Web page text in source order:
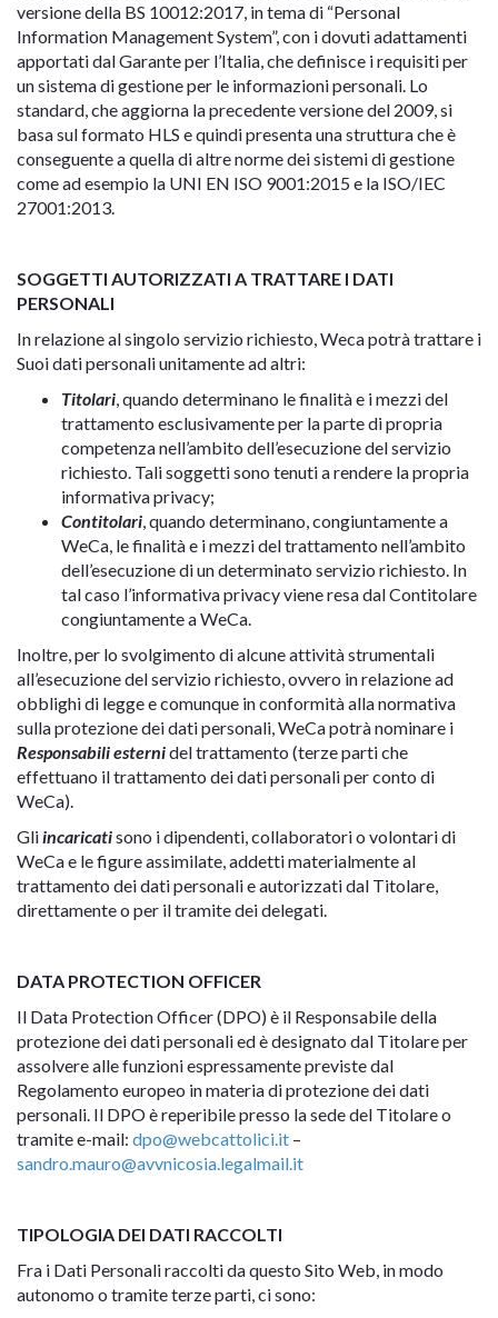
versione della BS 10012:2017, in tema di “Personal
Information Management System”, con i dovuti adattamenti
apportati dal Garante per l’Italia, che definisce i requisiti per
un sistema di gestione per le informazioni personali. Lo
standard, che aggiorna la precedente versione del 2009, si
basa sul formato HLS e quindi presenta una struttura che è
conseguente a quella di altre norme dei sistemi di gestione
come ad esempio la UNI EN ISO 9001:2015 e la ISO/IEC
27001:2013.
SOGGETTI AUTORIZZATI A TRATTARE I DATI
PERSONALI
In relazione al singolo servizio richiesto, Weca potrà trattare i
Suoi dati personali unitamente ad altri:
Titolari, quando determinano le finalità e i mezzi del
trattamento esclusivamente per la parte di propria
competenza nell’ambito dell’esecuzione del servizio
richiesto. Tali soggetti sono tenuti a rendere la propria
informativa privacy;
Contitolari, quando determinano, congiuntamente a
WeCa, le finalità e i mezzi del trattamento nell’ambito
dell’esecuzione di un determinato servizio richiesto. In
tal caso l’informativa privacy viene resa dal Contitolare
congiuntamente a WeCa.
Inoltre, per lo svolgimento di alcune attività strumentali
all’esecuzione del servizio richiesto, ovvero in relazione ad
obblighi di legge e comunque in conformità alla normativa
sulla protezione dei dati personali, WeCa potrà nominare i
Responsabili esternidel trattamento (terze parti che
effettuano il trattamento dei dati personali per conto di
WeCa).
Gliincaricatisono i dipendenti, collaboratori o volontari di
WeCa e le figure assimilate, addetti materialmente al
trattamento dei dati personali e autorizzati dal Titolare,
direttamente o per il tramite dei delegati.
DATA PROTECTION OFFICER
Il Data Protection Officer (DPO) è il Responsabile della
protezione dei dati personali ed è designato dal Titolare per
assolvere alle funzioni espressamente previste dal
Regolamento europeo in materia di protezione dei dati
personali. Il DPO è reperibile presso la sede del Titolare o
tramite e-mail: dpo@webcattolici.it –
sandro.mauro@avvnicosia.legalmail.it
TIPOLOGIA DEI DATI RACCOLTI
Fra i Dati Personali raccolti da questo Sito Web, in modo
autonomo o tramite terze parti, ci sono: